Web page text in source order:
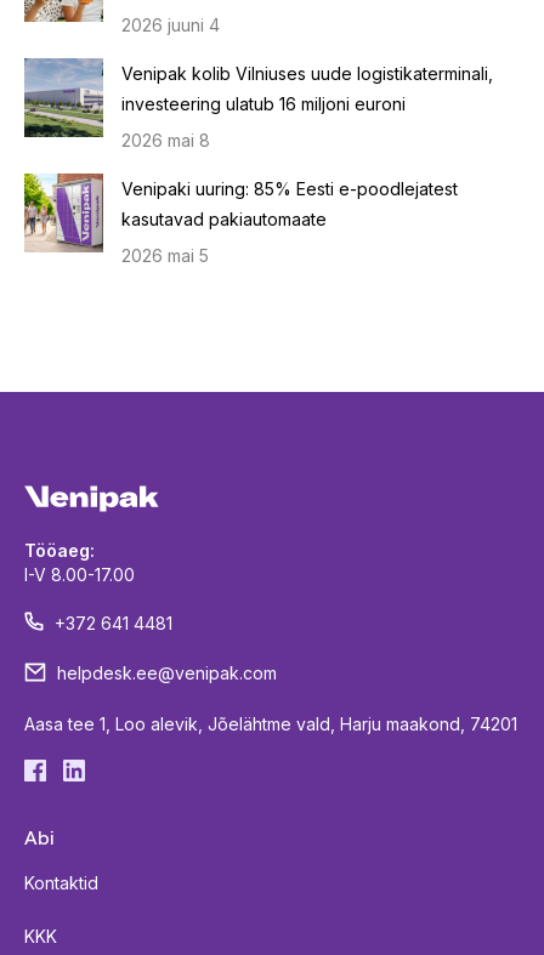
2026 juuni 4
Venipak kolib Vilniuses uude logistikaterminali,
investeering ulatub 16 miljoni euroni
2026 mai 8
Venipaki uuring: 85% Eesti e-poodlejatest
kasutavad pakiautomaate
2026 mai 5
Tööaeg:
I-V 8.00-17.00
+372 641 4481
helpdesk.ee@venipak.com
Aasa tee 1, Loo alevik, Jõelähtme vald, Harju maakond, 74201
Abi
Kontaktid
KKK